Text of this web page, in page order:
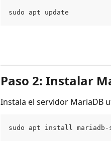
sudo apt update
Paso 2: Instalar
Instala el servidor MariaDB
sudo apt install